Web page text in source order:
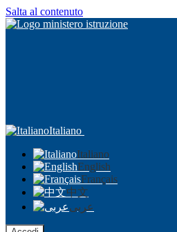
Salta al contenuto
Italiano
Italiano
English
Français
中文
عربى